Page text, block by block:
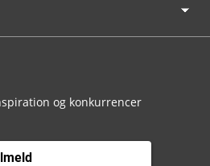
og konkurrencer